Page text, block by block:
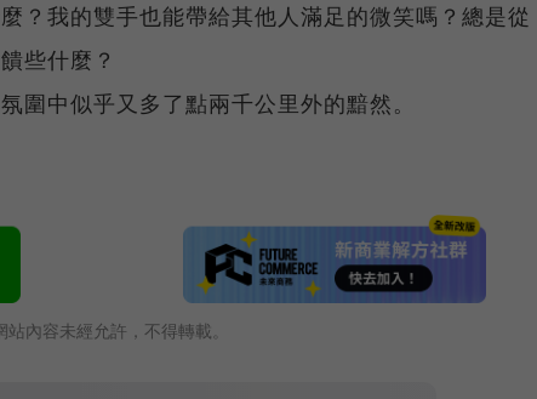
？我的雙手也能帶給其他人滿足的微笑嗎？總是從
些什麼？
圍中似乎又多了點兩千公里外的黯然。
站內容未經允許，不得轉載。